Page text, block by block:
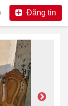
Đăng tin